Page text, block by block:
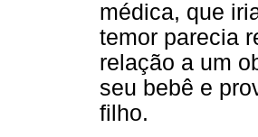
médica, que
temor parecia
relação a um
seu bebê e
filho.